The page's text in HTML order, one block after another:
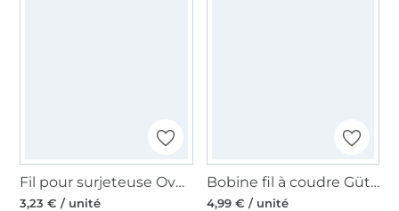
Fil pour surjeteuse Overlock 120, 2740 m, blanc
3,23 € / unité
Bobine fil à coudre Gütermann 200m polyester, (309) bleu foncé
4,99 € / unité